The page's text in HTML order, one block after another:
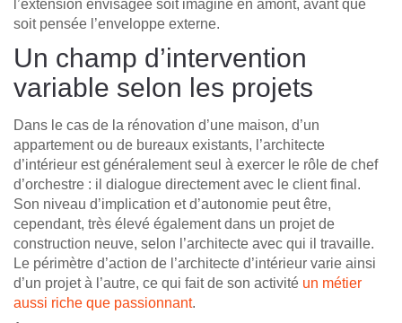
l’extension envisagée soit imaginé en amont, avant que
soit pensée l’enveloppe externe.
Un champ d’intervention
variable selon les projets
Dans le cas de la rénovation d’une maison, d’un
appartement ou de bureaux existants, l’architecte
d’intérieur est généralement seul à exercer le rôle de chef
d’orchestre : il dialogue directement avec le client final.
Son niveau d’implication et d’autonomie peut être,
cependant, très élevé également dans un projet de
construction neuve, selon l’architecte avec qui il travaille.
Le périmètre d’action de l’architecte d’intérieur varie ainsi
d’un projet à l’autre, ce qui fait de son activité un métier
aussi riche que passionnant.